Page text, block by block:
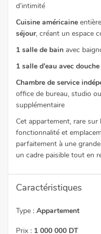
d’intimité
Cuisine américaine
séjour, créant un espace
1 salle de bain avec
1 salle d’eau avec douche
Chambre de service
office de bureau, studio
supplémentaire
Cet appartement, rare sur
fonctionnalité et
parfaitement à une
un cadre paisible tout en
Caractéristiques
Type : Appartement
Prix : 1 000 000 DT